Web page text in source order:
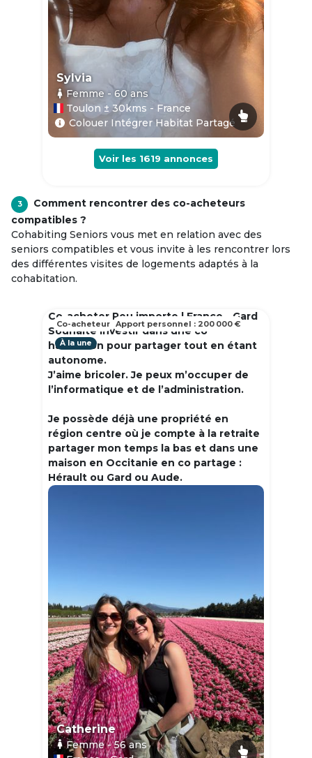
Sylvia
Femme - 60ans
Toulon ± 30kms - France
Colouer Intégrer Habitat Partagé
Voir les 1619 annonces
3
Comment rencontrer des co-acheteurs
compatibles ?
Cohabiting Seniors vous met en relation avec des
seniors compatibles et vous invite à les rencontrer lors
des différentes visites de logements adaptés à la
cohabitation.
Co-acheter Peu importe | France - Gard
Souhaite investir dans une co
habitation pour partager tout en étant
autonome.
J’aime bricoler. Je peux m’occuper de
l’informatique et de l’administration.
Je possède déjà une propriété en
région centre où je compte à la retraite
partager mon temps la bas et dans une
maison en Occitanie en co partage :
Hérault ou Gard ou Aude.
À la une
Catherine
Femme- 56ans
Co-acheteur Apport personnel : 200 000 €